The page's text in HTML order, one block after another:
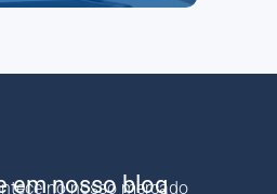
em nosso blog
no nosso mercado